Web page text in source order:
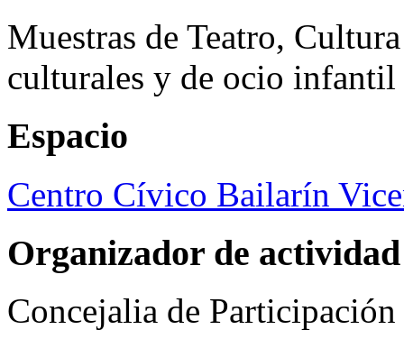
Muestras de Teatro,
culturales y de ocio infantil
Espacio
Centro Cívico Bailarín
Organizador de actividad
Concejalia de